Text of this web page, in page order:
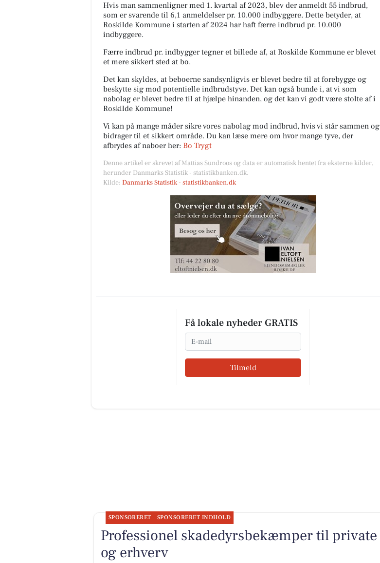
Hvis man sammenligner med 1. kvartal af 2023, blev der anmeldt 55 indbrud,
som er svarende til 6,1 anmeldelser pr. 10.000 indbyggere. Dette betyder, at
Roskilde Kommune i starten af 2024 har haft færre indbrud pr. 10.000
indbyggere.
Færre indbrud pr. indbygger tegner et billede af, at Roskilde Kommune er blevet
et mere sikkert sted at bo.
Det kan skyldes, at beboerne sandsynligvis er blevet bedre til at forebygge og
beskytte sig mod potentielle indbrudstyve. Det kan også bunde i, at vi som
nabolag er blevet bedre til at hjælpe hinanden, og det kan vi godt være stolte af i
Roskilde Kommune!
Vi kan på mange måder sikre vores nabolag mod indbrud, hvis vi står sammen og
bidrager til et sikkert område. Du kan læse mere om hvor mange tyve, der
afbrydes af naboer her: Bo Trygt
Denne artikel er skrevet af Mattias Sundroos og data er automatisk hentet fra eksterne kilder,
herunder Danmarks Statistik - statistikbanken.dk.
Kilde: Danmarks Statistik - statistikbanken.dk
Få lokale nyheder GRATIS
Email
Tilmeld
SPONSORERET SPONSORERET INDHOLD
Professionel skadedyrsbekæmper til private
og erhverv